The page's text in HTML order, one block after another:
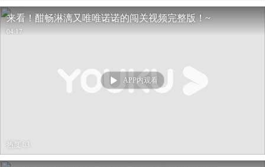
来看！酣畅淋漓又唯唯诺诺的闯关视频完整版！~
04:17
APP内观看
热度 63